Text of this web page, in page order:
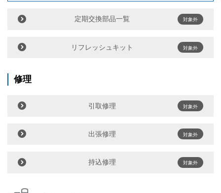
定期交換部品一覧 対象外
リフレッシュキット 対象外
修理
引取修理 対象外
出張修理 対象外
持込修理 対象外